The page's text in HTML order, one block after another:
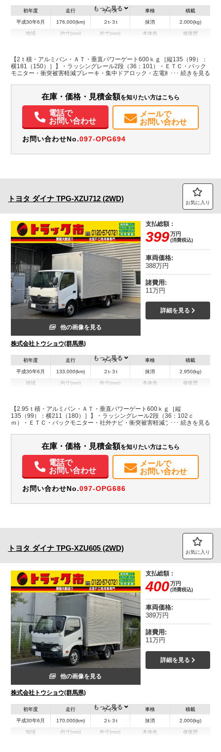
初年度
平成30年6月
走行
176,000(km)
サイズ
２t-３t
車検
抹消
積載
2,000(kg)
地域 内寸(mm)
H:2,090
外寸(mm)
H:2,990
本体色 修復歴
装備情報
パワステ
電動格納ミラー
ETC バックモニター
もっと見る
【2ｔ積・アルミバン・ＡＴ・垂直パワーゲート600ｋｇ［縦135（99）：
横181（150）］】・ラッシングレール2段（36：101）・ＥＴＣ・バック
モニター・衝突被害軽減ブレーキ・集中ドアロック・左電格ミラー・NOｘ
在庫・価格・見積金額を知りたい方はこちら
電話で
お問い合わせ
メールで
お問い合わせ
お問い合わせNo.097-OPG694
トヨタ ダイナ TPG-XZU712 (2WD) お気に入り
他の画像を見る
株式会社トウショウ(群馬県)
支払総額：
399万円
(消費税込)
車両価格:
388万円
諸費用:
11万円
詳細を見る
初年度
平成30年6月
走行
133,000(km)
サイズ
２t-３t
車検
抹消
積載
2,950(kg)
地域 内寸(mm)
H:2,200
外寸(mm)
H:3,150
本体色 修復歴
装備情報
パワステ
電動格納ミラー
ETC バックモニター
もっと見る
【2.95ｔ積・アルミバン・ＡＴ・垂直パワーゲート600ｋｇ［縦
135（99）：横211（180）］】・ラッシングレール2段（36：102ｃ
ｍ）・ＥＴＣ・バックモニター・社外ナビ・衝突被害軽減ブレーキ・集中
在庫・価格・見積金額を知りたい方はこちら
電話で
お問い合わせ
メールで
お問い合わせ
お問い合わせNo.097-OPG686
トヨタ ダイナ TPG-XZU605 (2WD) お気に入り
他の画像を見る
株式会社トウショウ(群馬県)
支払総額：
400万円
(消費税込)
車両価格:
389万円
諸費用:
11万円
詳細を見る
初年度
平成30年6月
走行
170,000(km)
サイズ
２t-３t
車検
抹消
積載
2,000(kg)
地域 内寸(mm) 外寸(mm) 本体色 修復歴
もっと見る